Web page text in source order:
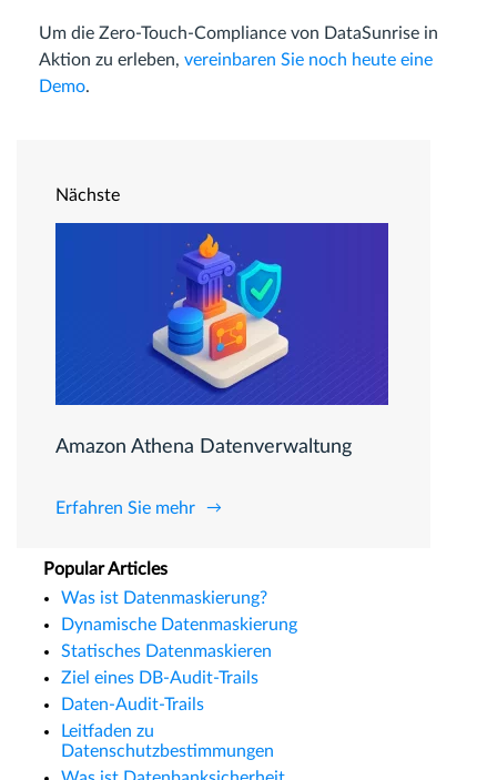
Um die Zero-Touch-Compliance von DataSunrise in
Aktion zu erleben, vereinbaren Sie noch heute eine
Demo.
Nächste
Amazon Athena Datenverwaltung
Erfahren Sie mehr
Popular Articles
Was ist Datenmaskierung?
Dynamische Datenmaskierung
Statisches Datenmaskieren
Ziel eines DB-Audit-Trails
Daten-Audit-Trails
Leitfaden zu
Datenschutzbestimmungen